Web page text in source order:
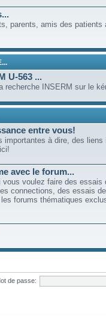
parents, amis des patients
U-563 ...
recherche INSERM sur le
entre vous!
importantes à dire, des liens
avec le forum...
voulez faire des essais
connections, des essais
forums thématiques
de passe: